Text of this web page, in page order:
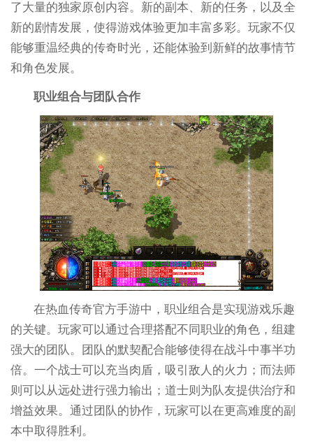
了大量的独家原创内容。新的副本、新的任务，以及全
新的剧情发展，使得游戏体验更加丰富多彩。玩家不仅
能够重温经典的传奇时光，还能体验到新鲜的故事情节
和角色发展。
职业组合与团队合作
在热血传奇官方手游中，职业组合是实现游戏乐趣
的关键。玩家可以通过合理搭配不同职业的角色，组建
强大的团队。团队的默契配合能够使得在战斗中事半功
倍。一个战士可以充当肉盾，吸引敌人的火力；而法师
则可以从远处进行强力输出；道士则为队友提供治疗和
增益效果。通过团队的协作，玩家可以在更高难度的副
本中取得胜利。